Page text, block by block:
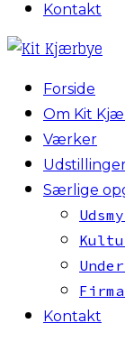
Kontakt
Forside
Om Kit
Værker
Særlige
Kontakt